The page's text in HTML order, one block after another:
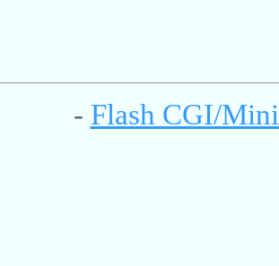
- Flash CGI/